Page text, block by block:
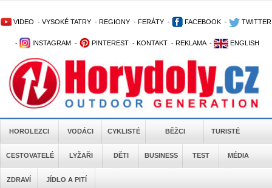
VIDEO - VYSOKÉ TATRY - REGIONY - FERÁTY - FACEBOOK - TWITTER
- INSTAGRAM - PINTEREST - KONTAKT - REKLAMA - ENGLISH
HOROLEZCI VODÁCI CYKLISTÉ BĚŽCI TURISTÉ
CESTOVATELÉ LYŽAŘI DĚTI BUSINESS TEST MÉDIA
ZDRAVÍ JÍDLO A PITÍ